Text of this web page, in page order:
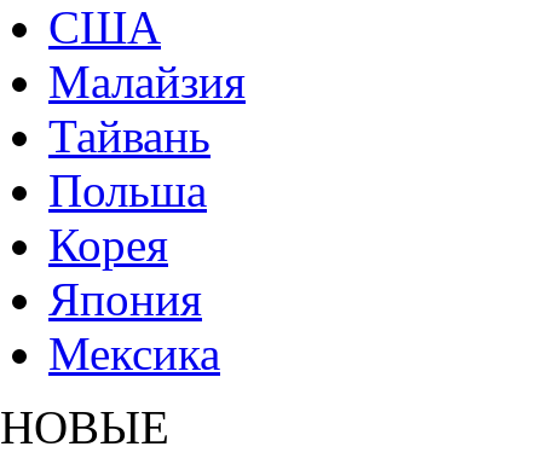
США
Малайзия
Тайвань
Польша
Корея
Япония
Мексика
НОВЫЕ